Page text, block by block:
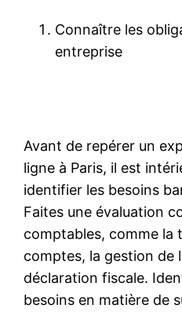
Connaître les
entreprise
Avant de repérer un
ligne à Paris, il est
identifier les besoins
Faites une évaluation
comptables, comme la
comptes, la gestion de
déclaration fiscale.
besoins en matière de